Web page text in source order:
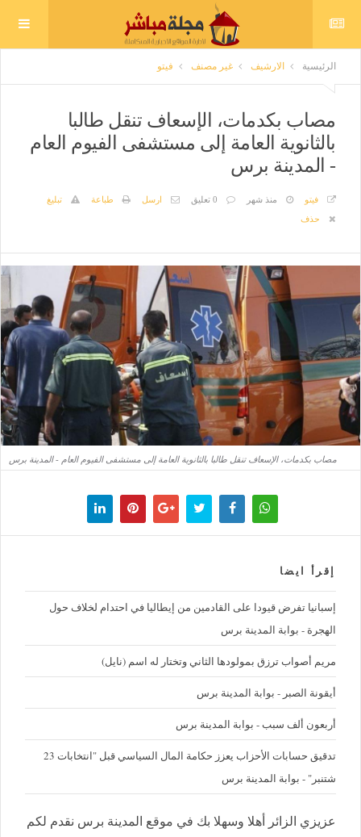
الرئيسية الارشيف غير مصنف فيتو
مصاب بكدمات، الإسعاف تنقل طالبا
بالثانوية العامة إلى مستشفى الفيوم العام
- المدينة برس
فيتو منذ شهر 0 تعليق ارسل طباعة
تبليغ
حذف
مصاب بكدمات، الإسعاف تنقل طالبا بالثانوية العامة إلى مستشفى الفيوم العام - المدينة برس
إقرأ ايضا
إسبانيا تفرض قيودا على القادمين من إيطاليا في احتدام لخلاف حول
الهجرة - بوابة المدينة برس
مريم أصواب ترزق بمولودها الثاني وتختار له اسم (نايل)
أيقونة الصبر - بوابة المدينة برس
أربعون ألف سبب - بوابة المدينة برس
تدقيق حسابات الأحزاب يعزز حكامة المال السياسي قبل "انتخابات 23
شتنبر" - بوابة المدينة برس
عزيزي الزائر أهلا وسهلا بك في موقع المدينة برس نقدم لكم